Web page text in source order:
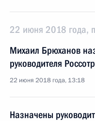
22 июня 2018 года,
Михаил Брюханов
руководителя
22 июня 2018 года, 13:18
Назначены